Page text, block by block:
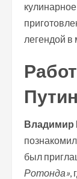
легендой в
Владимир
был
Ротонда»,